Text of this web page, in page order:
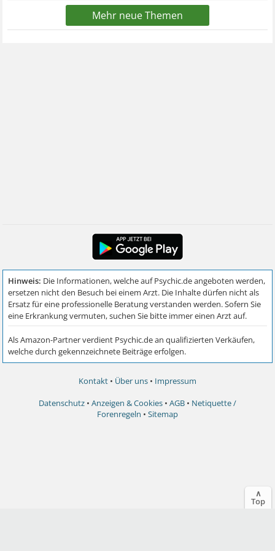
Mehr neue Themen
Kontakt • Über uns • Impressum
Datenschutz • Anzeigen & Cookies • AGB • Netiquette /
Forenregeln • Sitemap
∧
Top